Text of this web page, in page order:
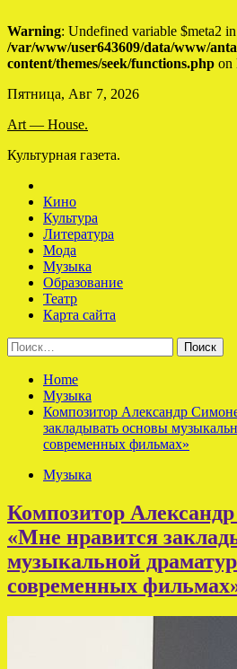
Warning: Undefined variable $meta2 in
/var/www/user643609/data/www/
content/themes/seek/functions.php on
Skip
content
Пятница, Авг 7, 2026
Art — House.
Культурная газета.
Кино
Культура
Литература
Мода
Музыка
Образование
Театр
Карта сайта
Найти:
Home
Музыка
Композитор Александр
закладывать основы
современных фильмах»
Музыка
Композитор
«Мне нравится
музыкальной
современных